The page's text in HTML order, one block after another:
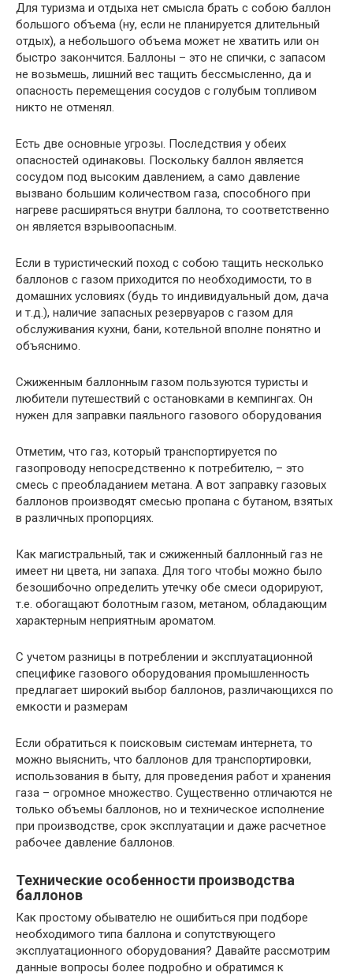
Для туризма и отдыха нет смысла брать с собою баллон
большого объема (ну, если не планируется длительный
отдых), а небольшого объема может не хватить или он
быстро закончится. Баллоны – это не спички, с запасом
не возьмешь, лишний вес тащить бессмысленно, да и
опасность перемещения сосудов с голубым топливом
никто не отменял.
Есть две основные угрозы. Последствия у обеих
опасностей одинаковы. Поскольку баллон является
сосудом под высоким давлением, а само давление
вызвано большим количеством газа, способного при
нагреве расширяться внутри баллона, то соответственно
он является взрывоопасным.
Если в туристический поход с собою тащить несколько
баллонов с газом приходится по необходимости, то в
домашних условиях (будь то индивидуальный дом, дача
и т.д.), наличие запасных резервуаров с газом для
обслуживания кухни, бани, котельной вполне понятно и
объяснимо.
Сжиженным баллонным газом пользуются туристы и
любители путешествий с остановками в кемпингах. Он
нужен для заправки паяльного газового оборудования
Отметим, что газ, который транспортируется по
газопроводу непосредственно к потребителю, – это
смесь с преобладанием метана. А вот заправку газовых
баллонов производят смесью пропана с бутаном, взятых
в различных пропорциях.
Как магистральный, так и сжиженный баллонный газ не
имеет ни цвета, ни запаха. Для того чтобы можно было
безошибочно определить утечку обе смеси одорируют,
т.е. обогащают болотным газом, метаном, обладающим
характерным неприятным ароматом.
С учетом разницы в потреблении и эксплуатационной
специфике газового оборудования промышленность
предлагает широкий выбор баллонов, различающихся по
емкости и размерам
Если обратиться к поисковым системам интернета, то
можно выяснить, что баллонов для транспортировки,
использования в быту, для проведения работ и хранения
газа – огромное множество. Существенно отличаются не
только объемы баллонов, но и техническое исполнение
при производстве, срок эксплуатации и даже расчетное
рабочее давление баллонов.
Технические особенности производства
баллонов
Как простому обывателю не ошибиться при подборе
необходимого типа баллона и сопутствующего
эксплуатационного оборудования? Давайте рассмотрим
данные вопросы более подробно и обратимся к